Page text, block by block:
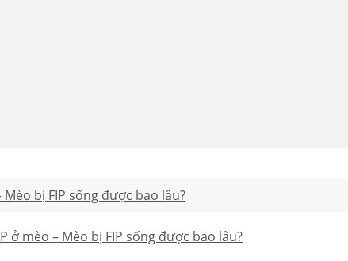
Mèo bị FIP sống được bao lâu?
ở mèo – Mèo bị FIP sống được bao lâu?